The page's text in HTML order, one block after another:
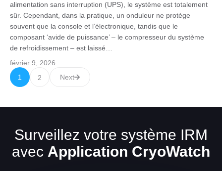
alimentation sans interruption (UPS), le système est totalement
sûr. Cependant, dans la pratique, un onduleur ne protège
souvent que la console et l’électronique, tandis que le
composant ‘avide de puissance’ – le compresseur du système
de refroidissement – est laissé…
février 9, 2026
1
2 Next
Surveillez votre système IRM
avec Application CryoWatch